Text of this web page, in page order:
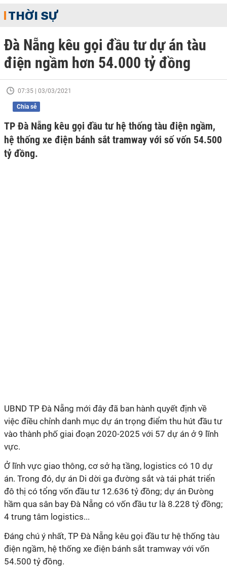
THỜI SỰ
Đà Nẵng kêu gọi đầu tư dự án tàu
điện ngầm hơn 54.000 tỷ đồng
07:35 | 03/03/2021
Chia sẻ
TP Đà Nẵng kêu gọi đầu tư hệ thống tàu điện ngầm,
hệ thống xe điện bánh sắt tramway với số vốn 54.500
tỷ đồng.
UBND TP Đà Nẵng mới đây đã ban hành quyết định về
việc điều chỉnh danh mục dự án trọng điểm thu hút đầu tư
vào thành phố giai đoạn 2020-2025 với 57 dự án ở 9 lĩnh
vực.
Ở lĩnh vực giao thông, cơ sở hạ tầng, logistics có 10 dự
án. Trong đó, dự án Di dời ga đường sắt và tái phát triển
đô thị có tổng vốn đầu tư 12.636 tỷ đồng; dự án Đưòng
hầm qua sân bay Đà Nẵng có vốn đầu tư là 8.228 tỷ đồng;
4 trung tâm logistics...
Đáng chú ý nhất, TP Đà Nẵng kêu gọi đầu tư hệ thống tàu
điện ngầm, hệ thống xe điện bánh sắt tramway với vốn
54.500 tỷ đồng.